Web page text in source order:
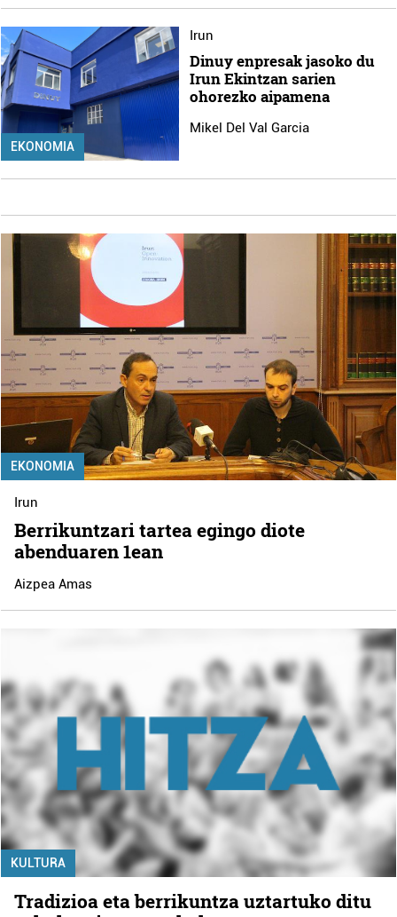
EKONOMIA
Irun
Dinuy enpresak jasoko du
Irun Ekintzan sarien
ohorezko aipamena
Mikel Del Val Garcia
EKONOMIA
Irun
Berrikuntzari tartea egingo diote
abenduaren 1ean
Aizpea Amas
KULTURA
Tradizioa eta berrikuntza uztartuko ditu